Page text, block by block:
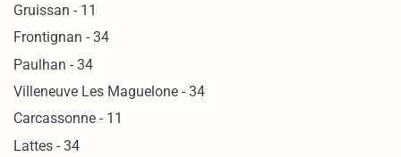
Gruissan - 11
Frontignan - 34
Paulhan - 34
Villeneuve Les Maguelone - 34
Carcassonne - 11
Lattes - 34